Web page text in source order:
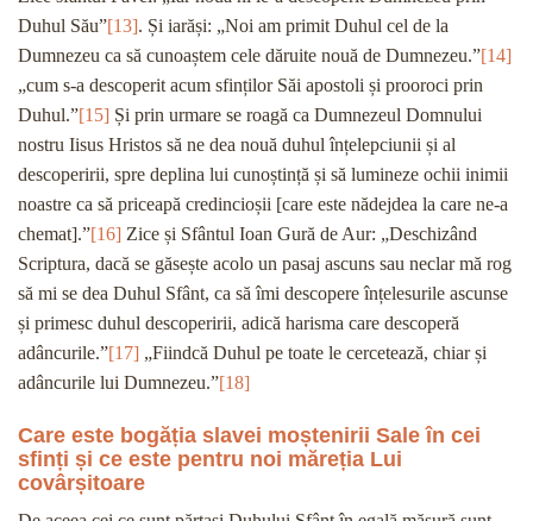
Duhul Său”[13]. Și iarăși: „Noi am primit Duhul cel de la
Dumnezeu ca să cunoaștem cele dăruite nouă de Dumnezeu.”[14]
„cum s-a descoperit acum sfinților Săi apostoli și prooroci prin
Duhul.”[15] Și prin urmare se roagă ca Dumnezeul Domnului
nostru Iisus Hristos să ne dea nouă duhul înțelepciunii și al
descoperirii, spre deplina lui cunoștință și să lumineze ochii inimii
noastre ca să priceapă credincioșii [care este nădejdea la care ne-a
chemat].”[16] Zice și Sfântul Ioan Gură de Aur: „Deschizând
Scriptura, dacă se găsește acolo un pasaj ascuns sau neclar mă rog
să mi se dea Duhul Sfânt, ca să îmi descopere înțelesurile ascunse
și primesc duhul descoperirii, adică harisma care descoperă
adâncurile.”[17] „Fiindcă Duhul pe toate le cercetează, chiar și
adâncurile lui Dumnezeu.”[18]
Care este bogăția slavei moștenirii Sale în cei
sfinți și ce este pentru noi măreția Lui
covârșitoare